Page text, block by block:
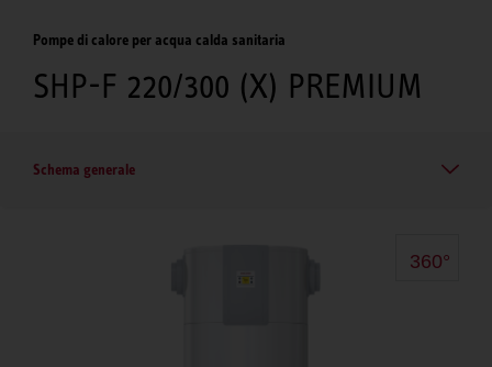
Pompe di calore per acqua calda sanitaria
SHP-F 220/300 (X) PREMIUM
Schema generale
360°